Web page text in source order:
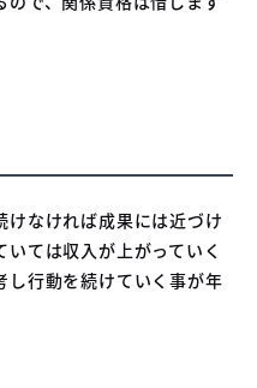
なければ成果には近づけ
ては収入が上がっていく
し行動を続けていく事が年